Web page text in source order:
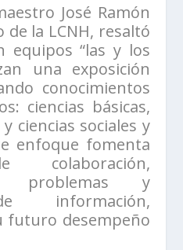
José Ramón
de la LCNH, resaltó
equipos “las y los
una exposición
conocimientos
ciencias básicas,
ciencias sociales y
enfoque fomenta
colaboración,
problemas y
información,
futuro desempeño